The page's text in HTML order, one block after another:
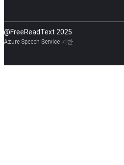
@FreeReadText 2025
Azure Speech Service 기반